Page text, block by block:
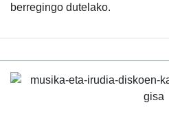
berregingo dutelako.